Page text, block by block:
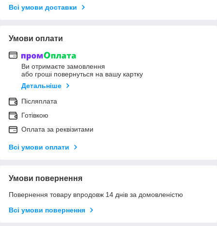
Всі умови доставки
Умови оплати
Ви отримаєте замовлення
або гроші повернуться на вашу картку
Детальніше
Післяплата
Готівкою
Оплата за реквізитами
Всі умови оплати
Умови повернення
Повернення товару впродовж 14 днів за домовленістю
Всі умови повернення